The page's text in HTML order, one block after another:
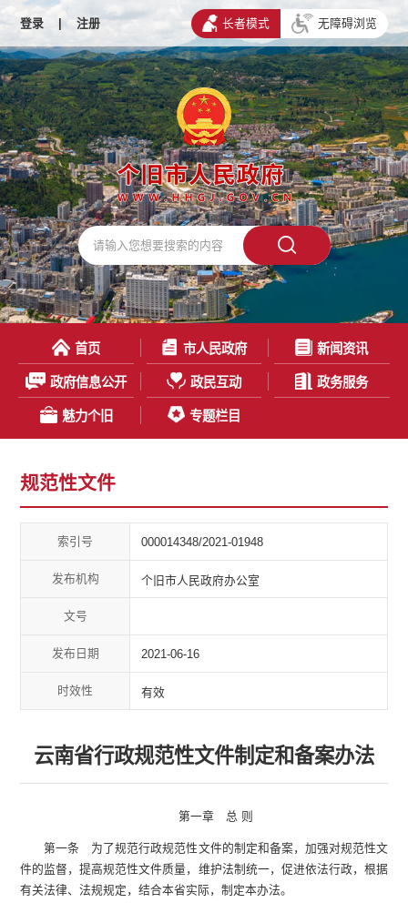
登录 | 注册 长者模式 无障碍浏览
首页 市人民政府 新闻资讯
政府信息公开 政民互动 政务服务
魅力个旧 专题栏目
规范性文件
索引号 000014348/2021-01948
发布机构 个旧市人民政府办公室
文号
发布日期 2021-06-16
时效性 有效
云南省行政规范性文件制定和备案办法
第一章 总 则
第一条 为了规范行政规范性文件的制定和备案，加强对规范性文
件的监督，提高规范性文件质量，维护法制统一，促进依法行政，根据
有关法律、法规规定，结合本省实际，制定本办法。